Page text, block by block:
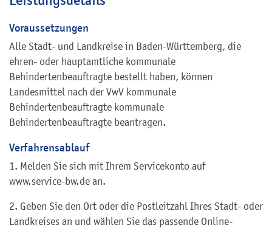
Voraussetzungen
Alle Stadt- und Landkreise in Baden-Württemberg, die
ehren- oder hauptamtliche kommunale
Behindertenbeauftragte bestellt haben, können
Landesmittel nach der VwV kommunale
Behindertenbeauftragte kommunale
Behindertenbeauftragte beantragen.
Verfahrensablauf
1. Melden Sie sich mit Ihrem Servicekonto auf
www.service-bw.de an.
2. Geben Sie den Ort oder die Postleitzahl Ihres Stadt- oder
Landkreises an und wählen Sie das passende Online-